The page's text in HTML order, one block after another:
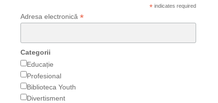
*indicates required
Adresa electronică *
Categorii
Educație
Profesional
Biblioteca Youth
Divertisment